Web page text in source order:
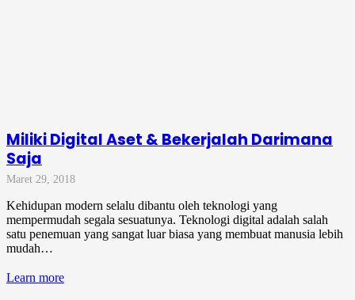
Miliki Digital Aset & Bekerjalah Darimana
Saja
Maret 29, 2018
Kehidupan modern selalu dibantu oleh teknologi yang
mempermudah segala sesuatunya. Teknologi digital adalah salah
satu penemuan yang sangat luar biasa yang membuat manusia lebih
mudah…
Learn more